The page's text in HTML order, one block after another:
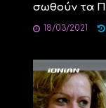
σωθούν τα
18/03/2021